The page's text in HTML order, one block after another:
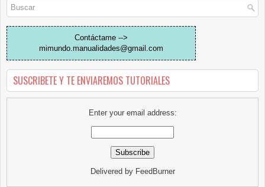
Contáctame -->
mimundo.manualidades@gmail.com
SUSCRIBETE Y TE ENVIAREMOS TUTORIALES
Enter your email address:
Delivered by FeedBurner